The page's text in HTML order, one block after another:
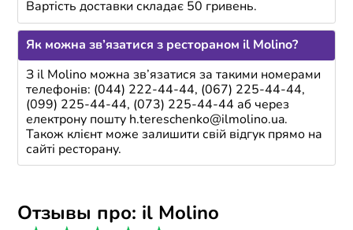
Вартість доставки складає 50 гривень.
Як можна зв’язатися з рестораном іl Molino?
З іl Molino можна зв’язатися за такими номерами
телефонів: (044) 222-44-44, (067) 225-44-44,
(099) 225-44-44, (073) 225-44-44 аб через
електрону пошту h.tereschenko@ilmolino.ua.
Також клієнт може залишити свій відгук прямо на
сайті ресторану.
Отзывы про: il Molino